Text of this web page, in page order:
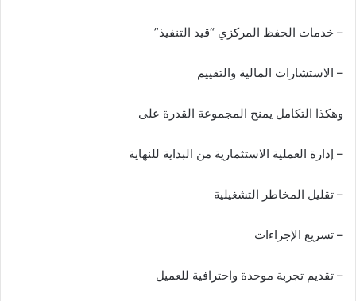
– خدمات الحفظ المركزي “قيد التنفيذ”
– الاستشارات المالية والتقييم
وهكذا التكامل يمنح المجموعة القدرة على
– إدارة العملية الاستثمارية من البداية للنهاية
– تقليل المخاطر التشغيلية
– تسريع الإجراءات
– تقديم تجربة موحدة واحترافية للعميل